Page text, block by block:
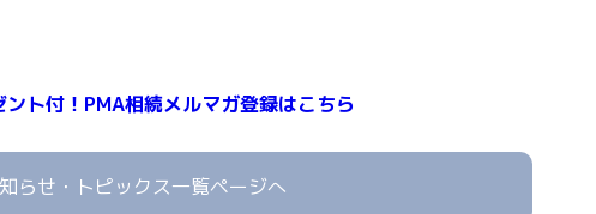
ント付！PMA相続メルマガ登録はこちら
らせ・トピックス一覧ページへ